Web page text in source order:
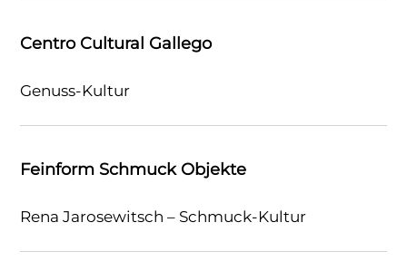
Centro Cultural Gallego
Genuss-Kultur
Feinform Schmuck Objekte
Rena Jarosewitsch – Schmuck-Kultur